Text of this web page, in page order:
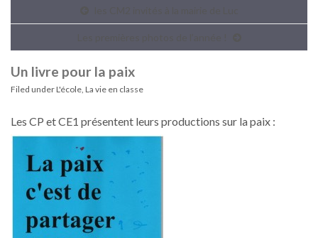
Un livre pour la paix
Filed underL'école La vie en classe
Les CP et CE1 présentent leurs productions sur la paix :